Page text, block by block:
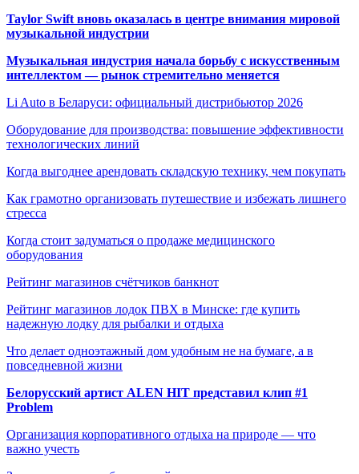
Taylor Swift вновь оказалась в центре внимания мировой
музыкальной индустрии
Музыкальная индустрия начала борьбу с искусственным
интеллектом — рынок стремительно меняется
Li Auto в Беларуси: официальный дистрибьютор 2026
Оборудование для производства: повышение эффективности
технологических линий
Когда выгоднее арендовать складскую технику, чем покупать
Как грамотно организовать путешествие и избежать лишнего
стресса
Когда стоит задуматься о продаже медицинского
оборудования
Рейтинг магазинов счётчиков банкнот
Рейтинг магазинов лодок ПВХ в Минске: где купить
надежную лодку для рыбалки и отдыха
Что делает одноэтажный дом удобным не на бумаге, а в
повседневной жизни
Белорусский артист ALEN HIT представил клип #1
Problem
Организация корпоративного отдыха на природе — что
важно учесть